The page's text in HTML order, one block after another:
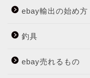
ebay輸出の始め方
釣具
ebay売れるもの